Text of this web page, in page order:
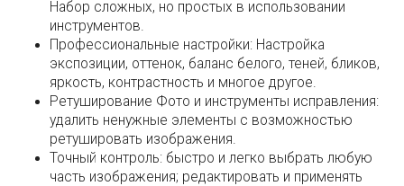
Набор сложных, но простых в использовании
инструментов.
Профессиональные настройки: Настройка
экспозиции, оттенок, баланс белого, теней, бликов,
яркость, контрастность и многое другое.
Ретуширование Фото и инструменты исправления:
удалить ненужные элементы с возможностью
ретушировать изображения.
Точный контроль: быстро и легко выбрать любую
часть изображения; редактировать и применять